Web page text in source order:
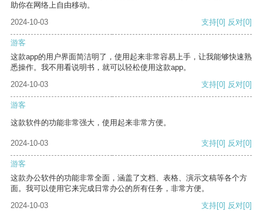
助你在网络上自由移动。
2024-10-03
支持[0] 反对[0]
游客
这款app的用户界面简洁明了，使用起来非常容易上手，让我能够快速熟
悉操作。我不用看说明书，就可以轻松使用这款app。
2024-10-03
支持[0] 反对[0]
游客
这款软件的功能非常强大，使用起来非常方便。
2024-10-03 支持[0] 反对[0]
游客
这款办公软件的功能非常全面，涵盖了文档、表格、演示文稿等各个方
面。我可以使用它来完成日常办公的所有任务，非常方便。
2024-10-03
支持[0] 反对[0]